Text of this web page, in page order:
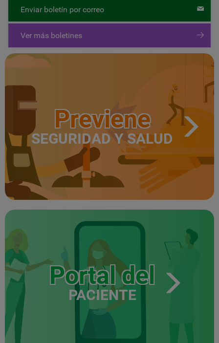
Enviar boletín por correo
Ver más boletines
Previene
SEGURIDAD Y SALUD
Portal del
PACIENTE